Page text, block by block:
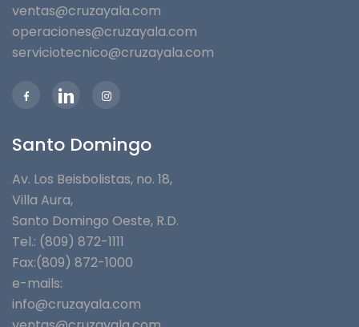
ventas@cruzayala.com
operaciones@cruzayala.com
serviciotecnico@cruzayala.com
Santo Domingo
Av. Los Beisbolistas, no. 18,
Villa Aura,
Santo Domingo Oeste, R.D.
Tel.: (809) 872-1111
Fax:(809) 872-1000
e-mails:
info@cruzayala.com